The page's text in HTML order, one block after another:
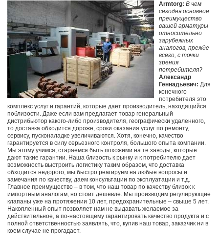
Armtorg: В чем
сегодня основное
преимущество
вашей арматуры
относительно
зарубежных
аналогов, прежде
всего, с точки
зрения
потребителя?
Александр
Геннадьевич: Для
конечного
потребителя это
комплекс услуг и гарантий, которые дает производитель, находящийся
поблизости. Даже если вам предлагает товар генеральный
дистрибьютор какого-либо производителя, географически удаленного,
то доставка обходится дороже, сроки оказания услуг по ремонту,
сервису, пусконаладке увеличиваются. Хотя, конечно, качество
гарантируется в силу серьезного контроля, большого опыта компании.
Мы этому учимся, стараемся быть похожими на те заводы, которые
дают такие гарантии. Наша близость к рынку и к потребителю дает
возможность выстроить логистику таким образом, что доставка
обходится недорого, мы быстро реагируем на любые вопросы и
замечания по качеству, даем консультации по эксплуатации и т.д.
Главное преимущество – в том, что наш товар по качеству близок к
импортным аналогам, но стоит дешевле. Мы производим регулирующие
клапаны уже на протяжении 10 лет, предохранительные – свыше 5 лет.
Накопленный опыт позволяет нам не выдавать желаемое за
действительное, а по-настоящему гарантировать качество продукта и с
полной ответственностью заявлять, что, купив наш товар, заказчик ни в
коем случае не прогадает.